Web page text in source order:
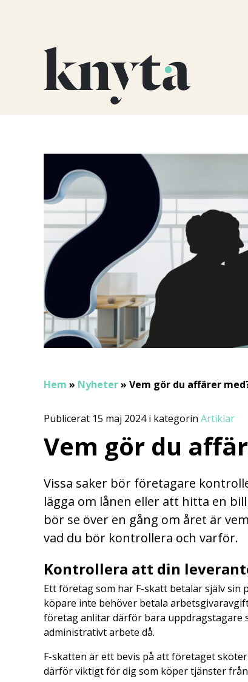
Hem » Nyheter» Vem gör du affärer
Publicerat 15 maj 2024 i kategorin Artiklar
Vem gör du
Vissa saker bör företagare
lägga om lånen eller att hitta en
bör se över en gång om året är
vad du bör kontrollera och varför.
Kontrollera att din
Ett företag som har F-skatt betalar själv sin
köpare inte behöver betala
företag anlitar därför bara uppdragstagare
administrativt arbete då.
F-skatten är ett bevis på att företaget
därför viktigt för dig som köper tjänster